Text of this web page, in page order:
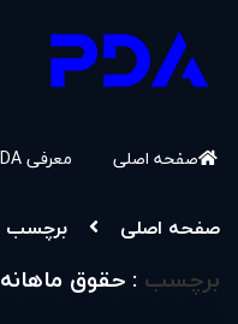
صفحه اصلی معرفی PDA
صفحه اصلی برچسب
برچسب : حقوق ماهانه